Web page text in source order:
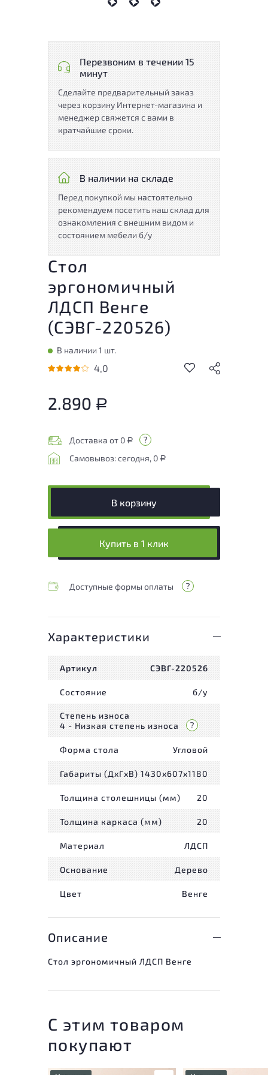
Перезвоним в течении 15
минут
Сделайте предварительный заказ
через корзину Интернет-магазина и
менеджер свяжется с вами в
кратчайшие сроки.
В наличии на складе
Перед покупкой мы настоятельно
рекомендуем посетить наш склад для
ознакомления с внешним видом и
состоянием мебели б/у
Стол
эргономичный
ЛДСП Венге
(СЭВГ-220526)
В наличии 1 шт.
4,0
2.890 Р
Доставка от 0 Р
Самовывоз: сегодня, 0 Р
В корзину
Купить в 1 клик
Доступные формы оплаты
Характеристики
Артикул СЭВГ-220526
Состояние б/у
Степень износа
4 - Низкая степень износа
Форма стола Угловой
Габариты (ДxГxВ) 1430x607x1180
Толщина столешницы (мм) 20
Толщина каркаса (мм) 20
Материал ЛДСП
Основание Дерево
Цвет Венге
Описание
Стол эргономичный ЛДСП Венге
С этим товаром
покупают